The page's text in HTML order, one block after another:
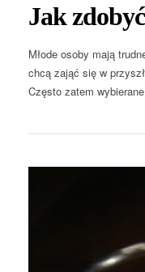
Jak
Młode osoby mają
chcą zająć się w
Często zatem